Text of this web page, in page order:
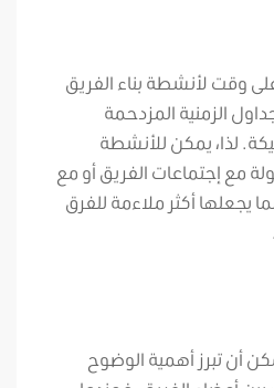
وقت لأنشطة بناء الفريق
الزمنية المزدحمة
لذا، يمكن للأنشطة
مع إجتماعات الفريق أو مع
يجعلها أكثر ملاءمة للفرق
أن تبرز أهمية الوضوح